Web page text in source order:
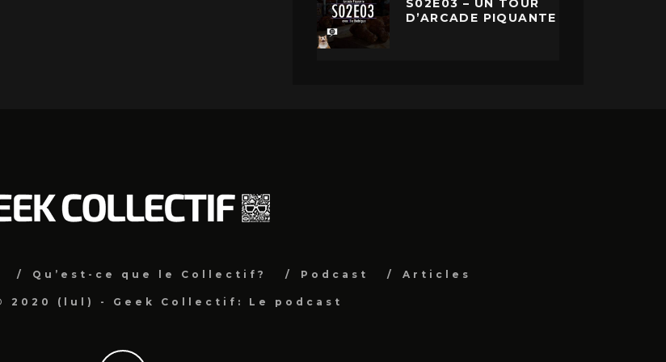
S02E03 – UN TOUR
D’ARCADE PIQUANTE
Qu’est-ce que le Collectif? Podcast Articles
2020 (lul) - Geek Collectif: Le podcast